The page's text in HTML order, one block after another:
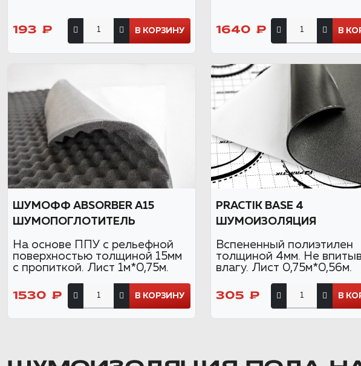
193 ₽ В КОРЗИНУ 1640 ₽ В
ШУМОФФ ABSORBER А15
ШУМОПОГЛОТИТЕЛЬ
На основе ППУ с рельефной
поверхностью толщиной 15мм
с пропиткой. Лист 1м*0,75м.
1530 ₽ В КОРЗИНУ
PRACTIK BASE 4
ШУМОИЗОЛЯЦИЯ
Вспененный полиэтилен
толщиной 4мм. Не
влагу. Лист 0,75м*0,56м.
305 ₽ В